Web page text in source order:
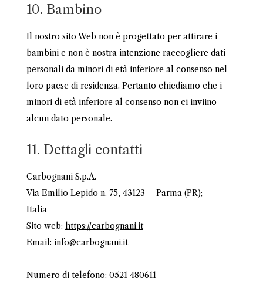
10. Bambino
Il nostro sito Web non è progettato per attirare i
bambini e non è nostra intenzione raccogliere dati
personali da minori di età inferiore al consenso nel
loro paese di residenza. Pertanto chiediamo che i
minori di età inferiore al consenso non ci inviino
alcun dato personale.
11. Dettagli contatti
Carbognani S.p.A.
Via Emilio Lepido n. 75, 43123 – Parma (PR);
Italia
Sito web: https://carbognani.it
Email: info@carbognani.it
Numero di telefono: 0521 480611